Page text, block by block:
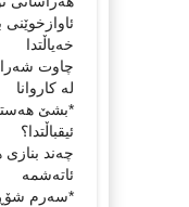
خەياڵتدا
چاوت
لە کاروانا
*بشێ
ئيقباڵتدا؟
چەند
ئاتەشمە
*سەرم